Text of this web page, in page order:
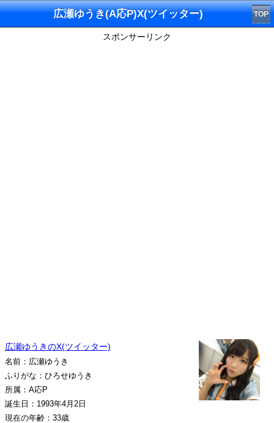
広瀬ゆうき(A応P)X(ツイッター) TOP
スポンサーリンク
広瀬ゆうきのX(ツイッター)
名前：広瀬ゆうき
ふりがな：ひろせゆうき
所属：A応P
誕生日：1993年4月2日
現在の年齢：33歳